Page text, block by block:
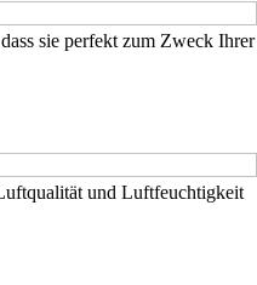
sie perfekt zum Zweck Ihrer
und Luftfeuchtigkeit